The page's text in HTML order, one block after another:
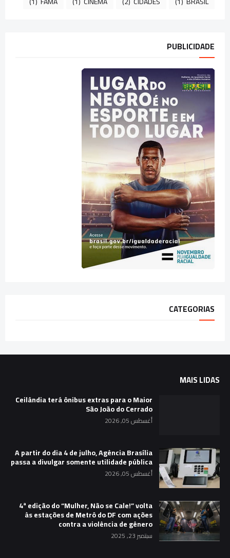
PUBLICIDADE
CATEGORIAS
MAIS LIDAS
Ceilândia terá ônibus extras para o Maior
São João do Cerrado
أغسطس 05, 2026
A partir do dia 4 de julho, Agência Brasília
passa a divulgar somente utilidade pública
أغسطس 05, 2026
4ª edição do “Mulher, Não se Cale!” volta
às estações de Metrô do DF com ações
contra a violência de gênero
سبتمبر 23, 2025